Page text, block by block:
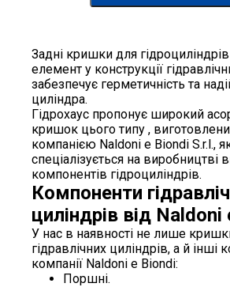
Задні кришки для
елемент у конструкції
забезпечує герметичність та
циліндра.
Гідрохаус пропонує широкий
кришок цього типу ,
компанією Naldoni e Biondi S.r.l.,
спеціалізується на виробництві
компонентів гідроциліндрів.
Компоненти
циліндрів від Naldoni
У нас в наявності не лише
гідравлічних циліндрів, а й інші
компанії Naldoni e Biondi:
Поршні.